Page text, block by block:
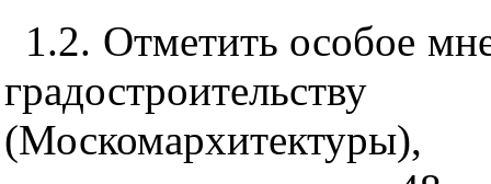
1.2. Отметить особое